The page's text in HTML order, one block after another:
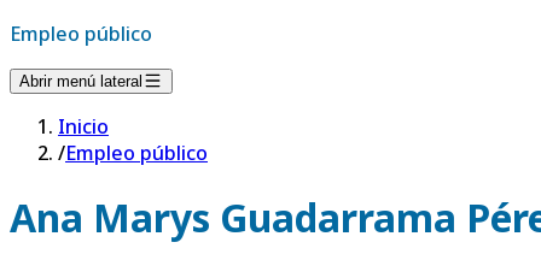
Empleo público
Abrir menú lateral
Inicio
/Empleo público
Ana Marys Guadarrama